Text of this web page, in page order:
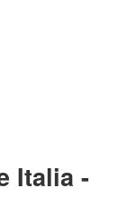
Italia -